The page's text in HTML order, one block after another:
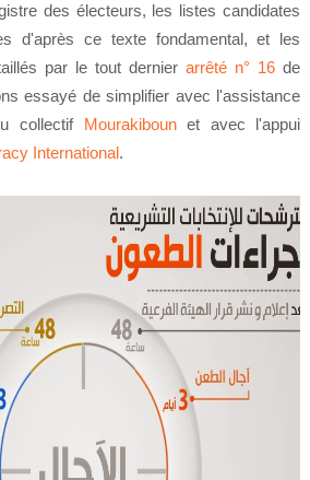
des électeurs, les listes candidates
d'après ce texte fondamental, et les
par le tout dernierarrêté n° 16 de
essayé de simplifier avec l'assistance
collectif Mourakibounet avec l'appui
International.